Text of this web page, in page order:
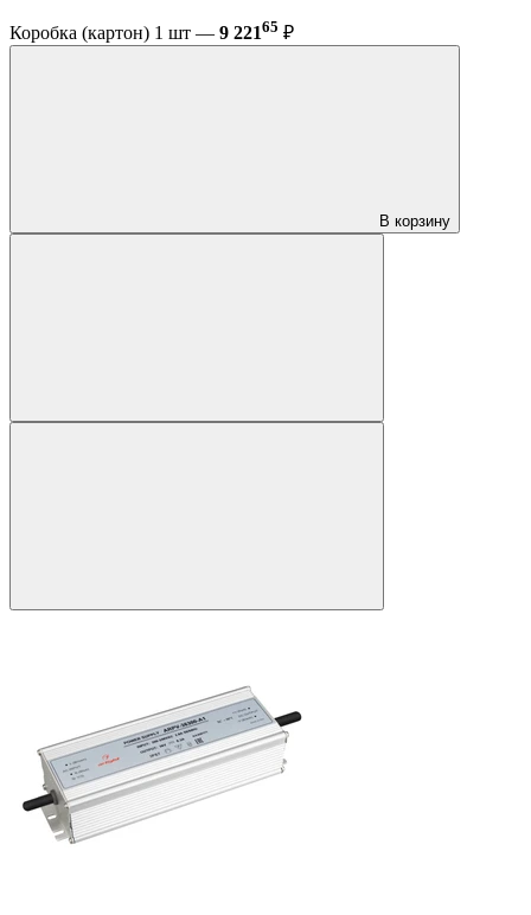
Коробка (картон) 1 шт — 9 22165 ₽
В корзину